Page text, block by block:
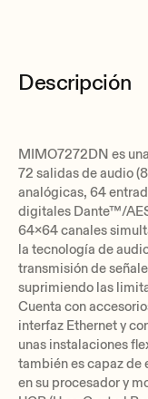
Descripción
MIMO7272DN es
72 salidas de audio
analógicas, 64
digitales Dante™/
64x64 canales
la tecnología de
transmisión de
suprimiendo las
Cuenta con
interfaz Ethernet y
unas instalaciones
también es capaz
en su procesador y